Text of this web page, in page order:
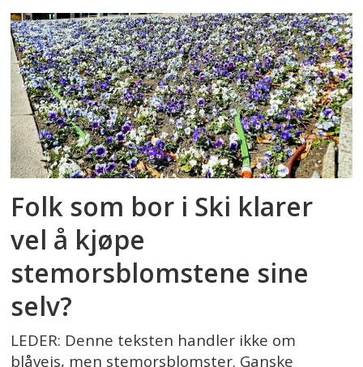
Folk som bor i Ski klarer
vel å kjøpe
stemorsblomstene sine
selv?
LEDER: Denne teksten handler ikke om
blåveis, men stemorsblomster. Ganske